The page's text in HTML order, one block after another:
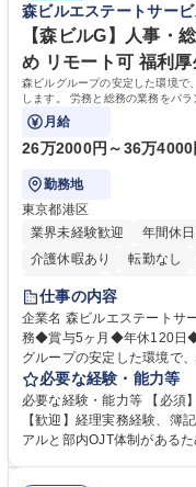
森ビルエステートサー
【森ビルG】人事・
め リモート可 福利
森ビルグループの安定した環境で
します。 労務と総務の業務をバ
にも挑戦できる、やりがいある環
月給
26万2000円～36万4000
勤務地
東京都港区
業界未経験歓迎
年間休
介護休暇あり
転勤なし
経験者歓迎
完全週休2日制
交通費支
仕事の内容
企業名 森ビルエステートサービス株式会社 求
務◆賞与5ヶ月◆年休120日◆残業少
グループの安定した環境で
をお任せします。 労務と総
度改定などのコア業務にも挑戦
理、給与計算、社会保険手
き、社内規定の改定や人事
必要な経験・能力等
必要な経験・能力等 【必須
【歓迎】経理実務経験、簿
アルと部内OJT体制がある